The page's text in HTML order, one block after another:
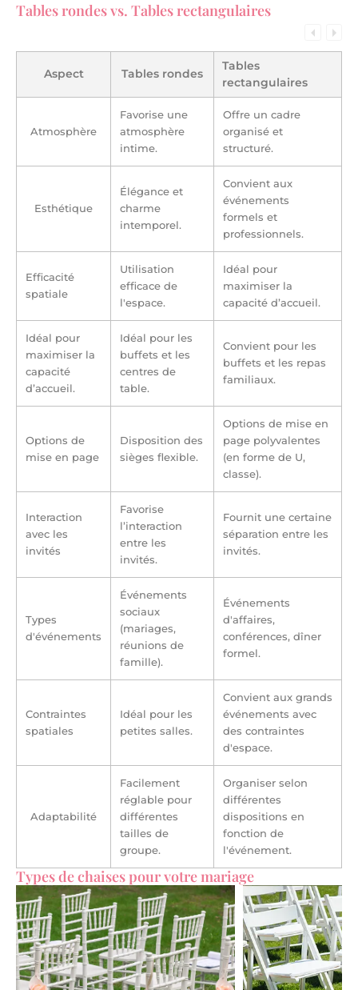
Tables rondes vs. Tables rectangulaires
Aspect Tables rondes
Tables
rectangulaires
Atmosphère
Favorise une
atmosphère
intime.
Offre un cadre
organisé et
structuré.
Esthétique
Élégance et
charme
intemporel.
Convient aux
événements
formels et
professionnels.
Efficacité
spatiale
Utilisation
efficace de
l'espace.
Idéal pour
maximiser la
capacité d’accueil.
Idéal pour
maximiser la
capacité
d’accueil.
Idéal pour les
buffets et les
centres de
table.
Convient pour les
buffets et les repas
familiaux.
Options de
mise en page
Disposition des
sièges flexible.
Options de mise en
page polyvalentes
(en forme de U,
classe).
Interaction
avec les
invités
Favorise
l’interaction
entre les
invités.
Fournit une certaine
séparation entre les
invités.
Types
d'événements
Événements
sociaux
(mariages,
réunions de
famille).
Événements
d'affaires,
conférences, dîner
formel.
Contraintes
spatiales
Idéal pour les
petites salles.
Convient aux grands
événements avec
des contraintes
d'espace.
Adaptabilité
Facilement
réglable pour
différentes
tailles de
groupe.
Organiser selon
différentes
dispositions en
fonction de
l'événement.
Types de chaises pour votre mariage